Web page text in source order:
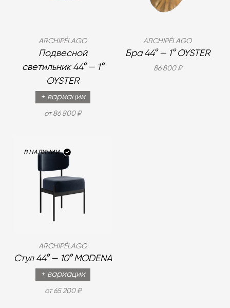
ARCHIPÉLAGO
Подвесной
светильник 44° — 1°
OYSTER
+ вариации
от 86 800 ₽
ARCHIPÉLAGO
Бра 44° — 1° OYSTER
86 800 ₽
В НАЛИЧИИ
ARCHIPÉLAGO
Стул 44° — 10° MODENA
+ вариации
от 65 200 ₽